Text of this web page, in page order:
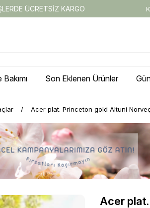
ÜCRETSİZ KARGO
Son Eklenen Ürünler
Acer plat. Princeton gold Altuni
Acer